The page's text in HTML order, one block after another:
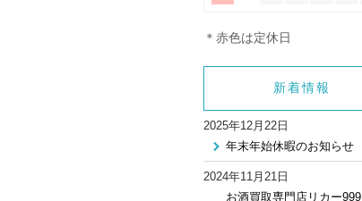
＊赤色は定休日
新着情報
2025年12月22日
年末年始休暇のお知らせ
2024年11月21日
お酒買取専門店リカー999